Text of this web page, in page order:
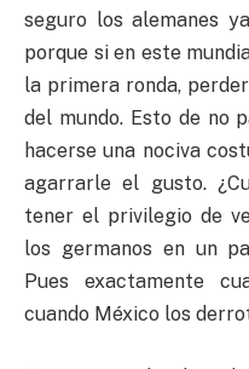
seguro los alemanes
porque si en este
la primera ronda,
del mundo. Esto de no
hacerse una nociva
agarrarle el gusto.
tener el privilegio de
los germanos en un
Pues exactamente
cuando México los